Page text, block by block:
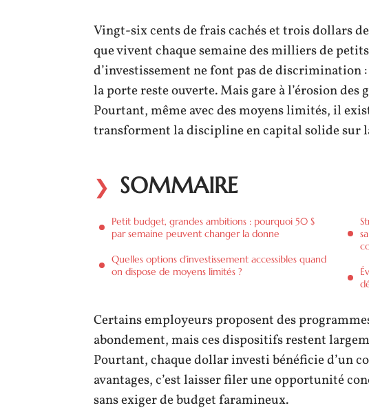
Vingt-six cents de frais cachés et trois dollars
que vivent chaque semaine des milliers de
d’investissement ne font pas de discrimination
la porte reste ouverte. Mais gare à l’érosion des
Pourtant, même avec des moyens limités, il
transforment la discipline en capital solide sur
SOMMAIRE
Petit budget, grandes ambitions : pourquoi 50 $
par semaine peuvent changer la donne
Quelles options d’investissement accessibles quand
on dispose de moyens limités ?
Certains employeurs proposent des
abondement, mais ces dispositifs restent
Pourtant, chaque dollar investi bénéficie d’un
avantages, c’est laisser filer une opportunité
sans exiger de budget faramineux.